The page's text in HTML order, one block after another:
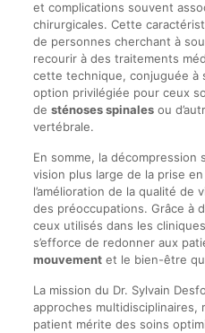
et complications souvent
chirurgicales. Cette
de personnes cherchant à
recourir à des traitements
cette technique, conjuguée à
option privilégiée pour ceux
de sténoses spinalesou
vertébrale.
En somme, la décompression
vision plus large de la prise
l’amélioration de la qualité
des préoccupations. Grâce à
ceux utilisés dans les
s’efforce de redonner aux
mouvementet le bien-être
La mission du Dr. Sylvain
approches multidisciplinaires,
patient mérite des soins